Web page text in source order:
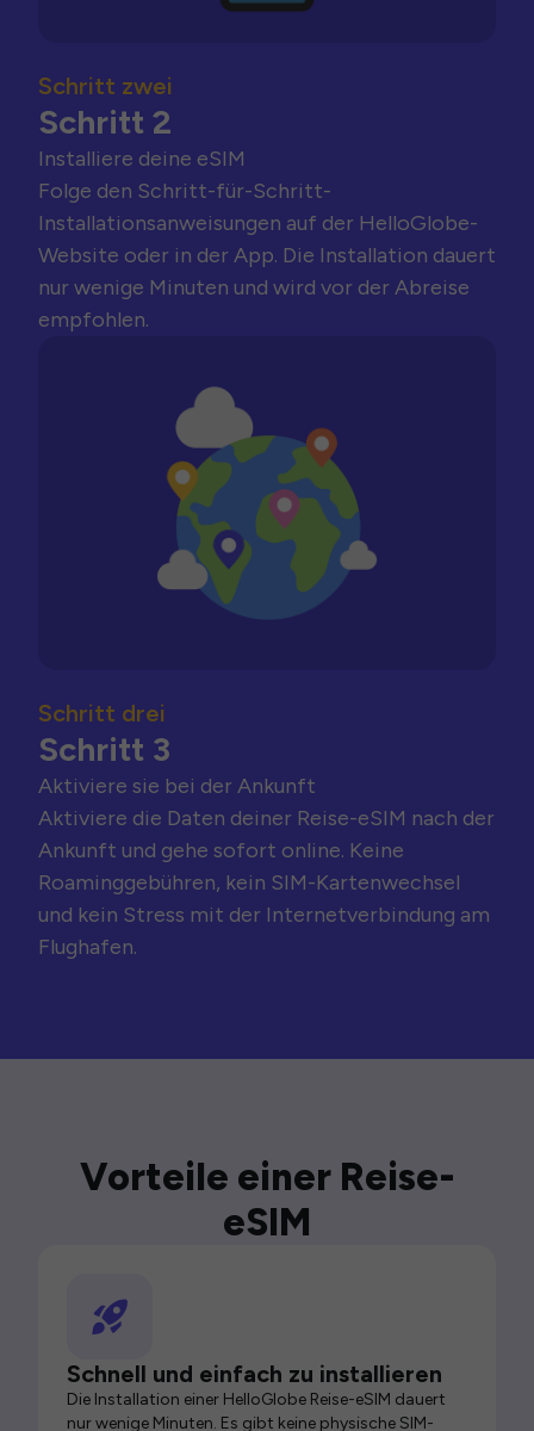
Schritt zwei
Schritt 2
Installiere deine eSIM
Folge den Schritt-für-Schritt-
Installationsanweisungen auf der HelloGlobe-
Website oder in der App. Die Installation dauert
nur wenige Minuten und wird vor der Abreise
empfohlen.
Schritt drei
Schritt 3
Aktiviere sie bei der Ankunft
Aktiviere die Daten deiner Reise-eSIM nach der
Ankunft und gehe sofort online. Keine
Roaminggebühren, kein SIM-Kartenwechsel
und kein Stress mit der Internetverbindung am
Flughafen.
Vorteile einer Reise-
eSIM
Schnell und einfach zu installieren
Die Installation einer HelloGlobe Reise-eSIM dauert
nur wenige Minuten. Es gibt keine physische SIM-